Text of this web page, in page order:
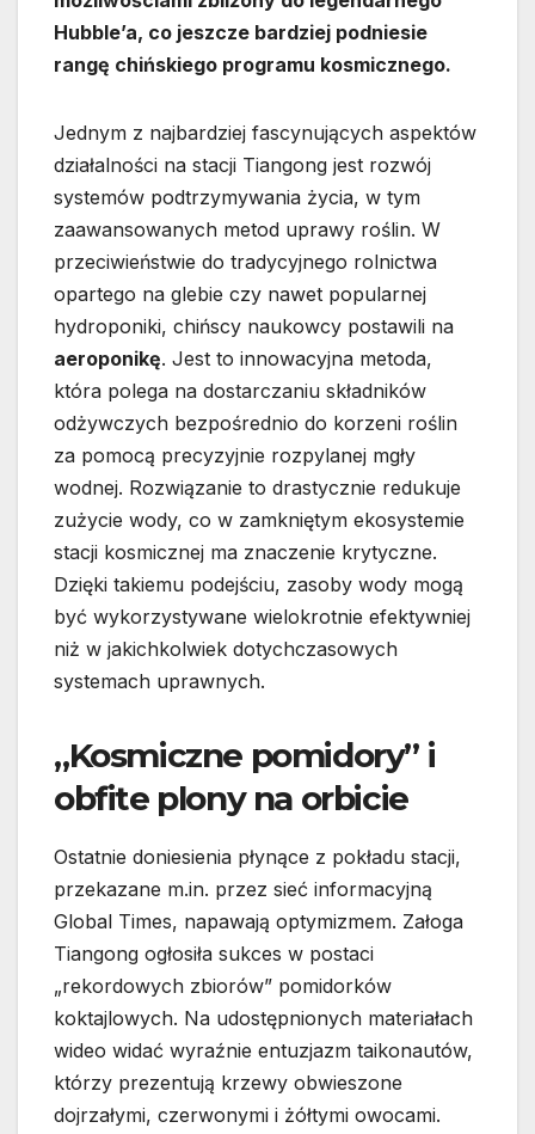
Hubble’a, co jeszcze bardziej podniesie
rangę chińskiego programu kosmicznego.
Jednym z najbardziej fascynujących aspektów
działalności na stacji Tiangong jest rozwój
systemów podtrzymywania życia, w tym
zaawansowanych metod uprawy roślin. W
przeciwieństwie do tradycyjnego rolnictwa
opartego na glebie czy nawet popularnej
hydroponiki, chińscy naukowcy postawili na
aeroponikę. Jest to innowacyjna metoda,
która polega na dostarczaniu składników
odżywczych bezpośrednio do korzeni roślin
za pomocą precyzyjnie rozpylanej mgły
wodnej. Rozwiązanie to drastycznie redukuje
zużycie wody, co w zamkniętym ekosystemie
stacji kosmicznej ma znaczenie krytyczne.
Dzięki takiemu podejściu, zasoby wody mogą
być wykorzystywane wielokrotnie efektywniej
niż w jakichkolwiek dotychczasowych
systemach uprawnych.
„Kosmiczne pomidory” i
obfite plony na orbicie
Ostatnie doniesienia płynące z pokładu stacji,
przekazane m.in. przez sieć informacyjną
Global Times, napawają optymizmem. Załoga
Tiangong ogłosiła sukces w postaci
„rekordowych zbiorów” pomidorków
koktajlowych. Na udostępnionych materiałach
wideo widać wyraźnie entuzjazm taikonautów,
którzy prezentują krzewy obwieszone
dojrzałymi, czerwonymi i żółtymi owocami.